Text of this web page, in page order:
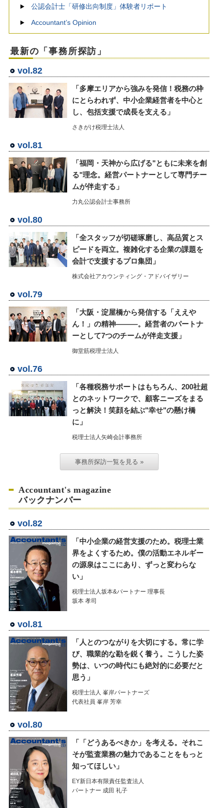
公認会計士「研修出向制度」体験者リポート
Accountant’s Opinion
最新の「事務所探訪」
vol.82
「多摩エリアから強みを発信！税務の枠
にとらわれず、中小企業経営者を中心と
し、包括支援で成長を支える」
さきがけ税理士法人
vol.81
「福岡・天神から広げる"ともに未来を創
る"理念。経営パートナーとして専門チー
ムが伴走する」
力丸公認会計士事務所
vol.80
「全スタッフが切磋琢磨し、高品質とス
ピードを両立。複雑化する企業の課題を
会計で支援するプロ集団」
株式会社アカウンティング・アドバイザリー
vol.79
「大阪・淀屋橋から発信する「ええや
ん！」の精神―――。経営者のパートナ
ーとして7つのチームが伴走支援」
御堂筋税理士法人
vol.76
「各種税務サポートはもちろん、200社超
とのネットワークで、顧客ニーズをまる
っと解決！笑顔を結ぶ"幸せ"の懸け橋
に」
税理士法人矢崎会計事務所
事務所探訪一覧を見る »
Accountant's magazine
バックナンバー
vol.82
「中小企業の経営支援のため。税理士業
界をよくするため。僕の活動エネルギー
の源泉はここにあり、ずっと変わらな
い」
税理士法人坂本&パートナー 理事長
坂本 孝司
vol.81
「人とのつながりを大切にする。常に学
び、職業的な勘を鋭く養う。こうした姿
勢は、いつの時代にも絶対的に必要だと
思う」
税理士法人 峯岸パートナーズ
代表社員 峯岸 芳幸
vol.80
「「どうあるべきか」を考える。それこ
そが監査業務の魅力であることをもっと
知ってほしい」
EY新日本有限責任監査法人
パートナー 成田 礼子